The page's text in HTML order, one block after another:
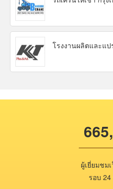
โรงงานผลิตและแ
ผู้เยี่ยมชม
รอบ